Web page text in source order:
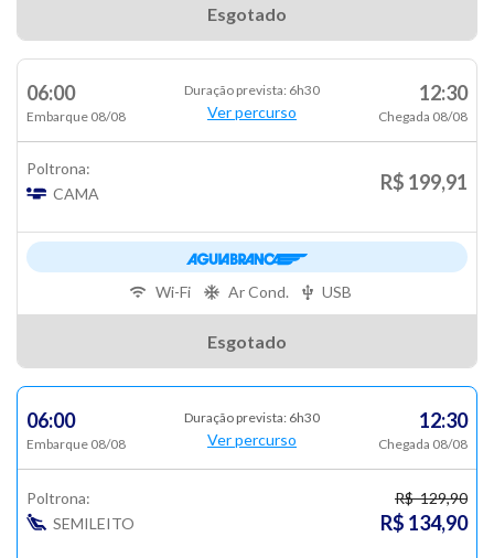
Esgotado
06:00
Embarque 08/08
Duração prevista: 6h30
Ver percurso
12:30
Chegada 08/08
Poltrona:
CAMA
R$ 199,91
Esgotado
Wi-Fi Ar Cond. USB
06:00
Embarque 08/08
Duração prevista: 6h30
Ver percurso
12:30
Chegada 08/08
Poltrona:
SEMILEITO
R$ 129,90
R$ 134,90